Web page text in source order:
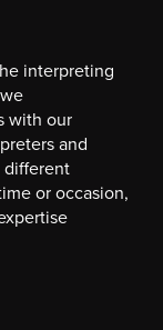
interpreting
with our
and
different
or occasion,